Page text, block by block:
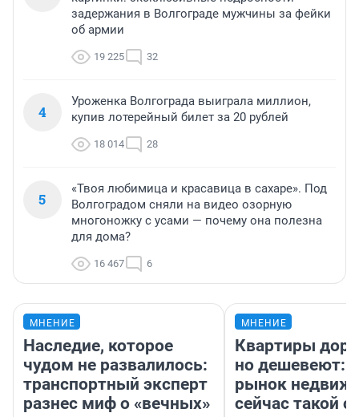
задержания в Волгограде мужчины за фейки
об армии
19 225 32
4
Уроженка Волгограда выиграла миллион,
купив лотерейный билет за 20 рублей
18 014 28
5
«Твоя любимица и красавица в сахаре». Под
Волгоградом сняли на видео озорную
многоножку с усами — почему она полезна
для дома?
16 467 6
МНЕНИЕ
Наследие, которое
чудом не развалилось:
транспортный эксперт
разнес миф о «вечных»
МНЕНИЕ
Квартиры
но дешевеют:
рынок
сейчас такой